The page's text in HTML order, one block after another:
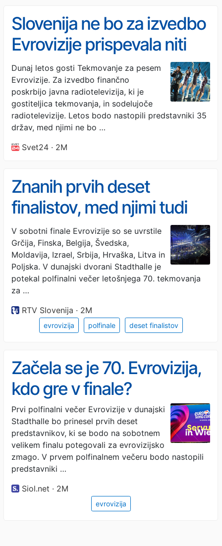
Slovenija ne bo za izvedbo
Evrovizije prispevala niti
centa
Dunaj letos gosti Tekmovanje za pesem
Evrovizije. Za izvedbo finančno
poskrbijo javna radiotelevizija, ki je
gostiteljica tekmovanja, in sodelujoče
radiotelevizije. Letos bodo nastopili predstavniki 35
držav, med njimi ne bo …
Svet24 · 2M
Znanih prvih deset
finalistov, med njimi tudi
Izrael, Hrvaška in Srbija
V sobotni finale Evrovizije so se uvrstile
Grčija, Finska, Belgija, Švedska,
Moldavija, Izrael, Srbija, Hrvaška, Litva in
Poljska. V dunajski dvorani Stadthalle je
potekal polfinalni večer letošnjega 70. tekmovanja
za …
RTV Slovenija · 2M
evrovizija polfinale deset finalistov
Začela se je 70. Evrovizija,
kdo gre v finale?
Prvi polfinalni večer Evrovizije v dunajski
Stadthalle bo prinesel prvih deset
predstavnikov, ki se bodo na sobotnem
velikem finalu potegovali za evrovizijsko
zmago. V prvem polfinalnem večeru bodo nastopili
predstavniki …
Siol.net · 2M
evrovizija